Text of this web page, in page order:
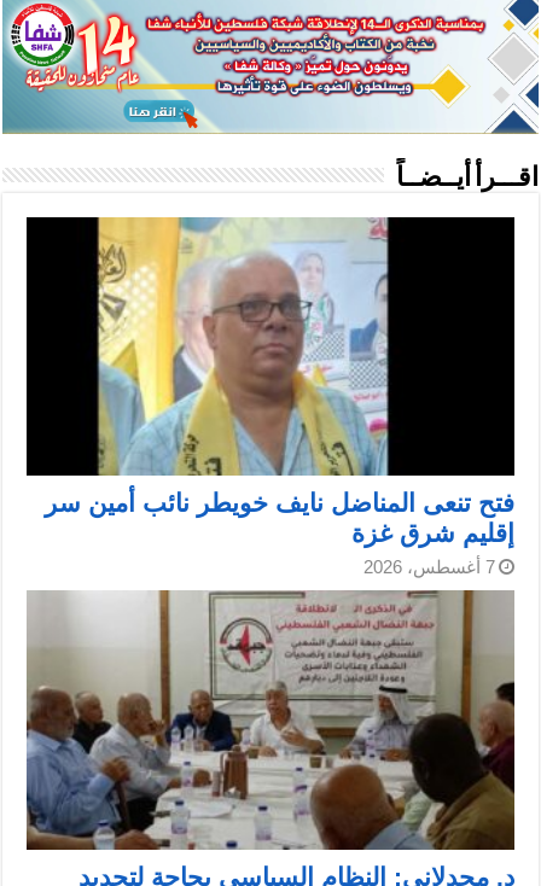
اقـــرأ أيــضــاً
فتح تنعى المناضل نايف خويطر نائب أمين سر
إقليم شرق غزة
7 أغسطس، 2026
د. مجدلاني: النظام السياسي بحاجة لتجديد